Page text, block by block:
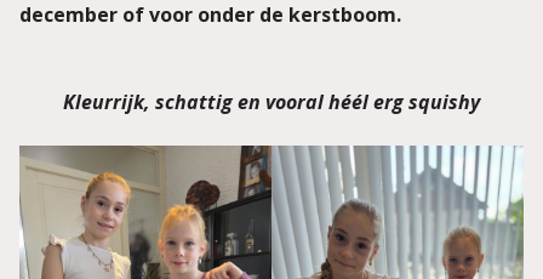
december of voor onder de kerstboom.
Kleurrijk, schattig en vooral héél erg squishy